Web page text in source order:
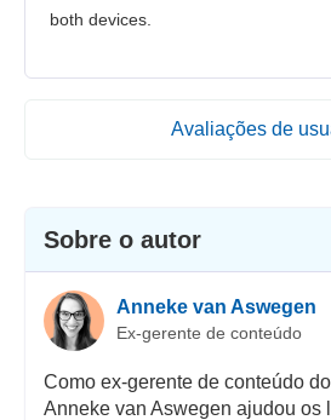
both devices.
Avaliações de
Sobre o autor
Anneke van Aswegen
Ex-gerente de conteúdo
Como ex-gerente de conteúdo
Anneke van Aswegen ajudou os